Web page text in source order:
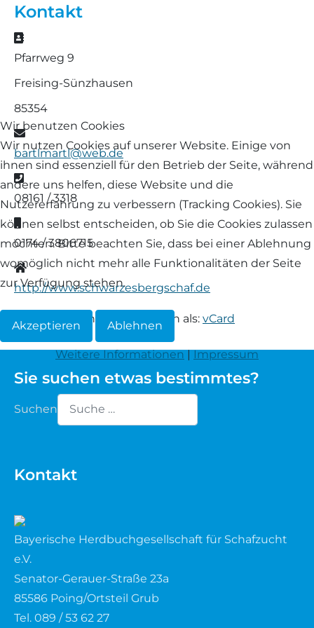
Kontakt
Adresse
Pfarrweg 9
Freising-Sünzhausen
85354
E-Mail
bartlmartl@web.de
Telefon
08161 / 3318
Mobil
0174 / 3806715
Website
http://www.schwarzesbergschaf.de
Informationen herunterladen als: vCard
Sie suchen etwas bestimmtes?
Suchen
Kontakt
Bayerische Herdbuchgesellschaft für Schafzucht
e.V.
Senator-Gerauer-Straße 23a
85586 Poing/Ortsteil Grub
Tel. 089 / 53 62 27
Wir benutzen Cookies
Wir nutzen Cookies auf unserer Website. Einige von
ihnen sind essenziell für den Betrieb der Seite, während
andere uns helfen, diese Website und die
Nutzererfahrung zu verbessern (Tracking Cookies). Sie
können selbst entscheiden, ob Sie die Cookies zulassen
möchten. Bitte beachten Sie, dass bei einer Ablehnung
womöglich nicht mehr alle Funktionalitäten der Seite
zur Verfügung stehen.
Akzeptieren Ablehnen
Weitere Informationen|Impressum
Formulare/Download
Links Züchter-Internetseiten
Preisrichter in Bayern
Futtrationsrechner
Neueinsteiger
Fachberater in Bayern
Lineare Beurteilung Zahnstellung
Erfassung der Euterreinheit
Weißes Bergschaf
Landschaf
Rouge de Roussillon
Schwarzes Villnösser Schaf
Scottish Blackface
Shetland
Skudde
South Down
Waldschaf
Weiße gehörnte Heidschnucke
Weiße hornlose Heidschnucke